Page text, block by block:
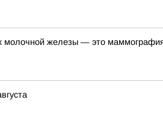
молочной железы — это